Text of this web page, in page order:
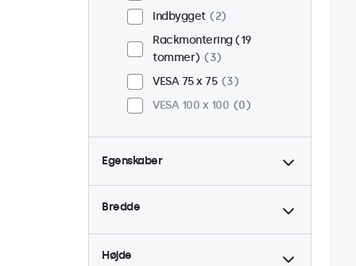
Indbygget
2
Rackmontering (19
tommer)
3
VESA 75 x 75
3
VESA 100 x 100
0
Egenskaber
4:3 / 5:4
1
Dæmpbar
3
Bredde
Højde